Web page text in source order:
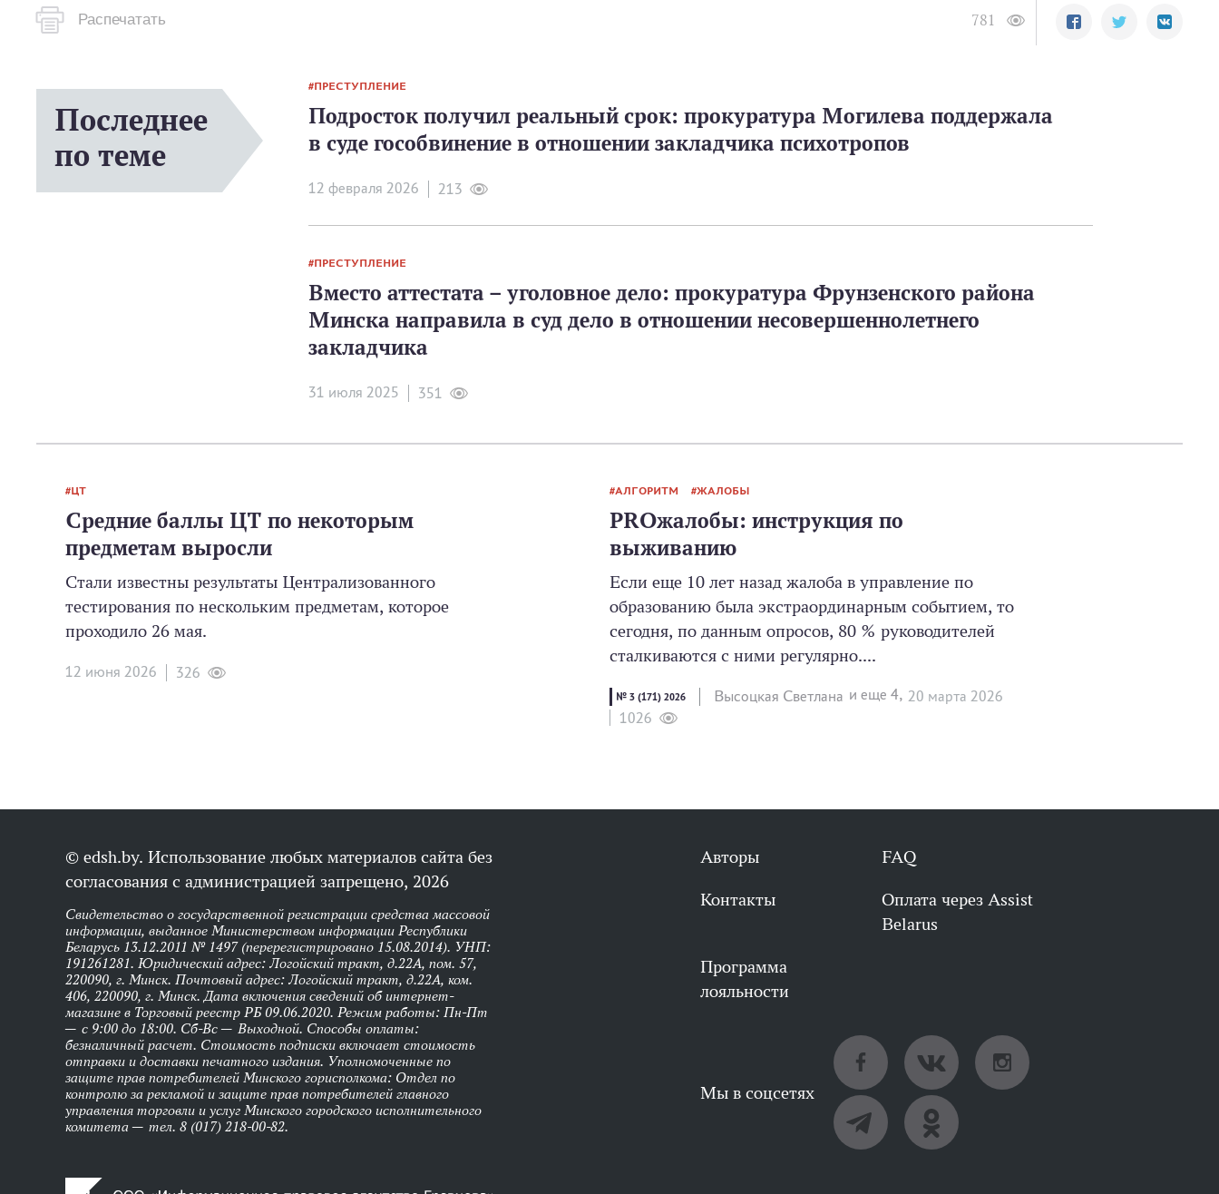
Распечатать 781
Последнее
по теме
ПРЕСТУПЛЕНИЕ
Подросток получил реальный срок: прокуратура Могилева поддержала
в суде гособвинение в отношении закладчика психотропов
12 февраля 2026 213
ПРЕСТУПЛЕНИЕ
Вместо аттестата – уголовное дело: прокуратура Фрунзенского района
Минска направила в суд дело в отношении несовершеннолетнего
закладчика
31 июля 2025 351
ЦТ
Средние баллы ЦТ по некоторым
предметам выросли
Стали известны результаты Централизованного
тестирования по нескольким предметам, которое
проходило 26 мая.
12 июня 2026 326
АЛГОРИТМ ЖАЛОБЫ
PROжалобы: инструкция по
выживанию
Если еще 10 лет назад жалоба в управление по
образованию была экстраординарным событием, то
сегодня, по данным опросов, 80 % руководителей
сталкиваются с ними регулярно....
№ 3 (171) 2026 Высоцкая Светлана и еще 4, 20 мартa 2026
1026
© edsh.by. Использование любых материалов сайта без
согласования с администрацией запрещено, 2026
Свидетельство о государственной регистрации средства массовой
информации, выданное Министерством информации Республики
Беларусь 13.12.2011 № 1497 (перерегистрировано 15.08.2014). УНП:
191261281. Юридический адрес: Логойский тракт, д.22А, пом. 57,
220090, г. Минск. Почтовый адрес: Логойский тракт, д.22А, ком.
406, 220090, г. Минск. Дата включения сведений об интернет-
магазине в Торговый реестр РБ 09.06.2020. Режим работы: Пн-Пт
— с 9:00 до 18:00. Сб-Вс — Выходной. Способы оплаты:
безналичный расчет. Стоимость подписки включает стоимость
отправки и доставки печатного издания. Уполномоченные по
защите прав потребителей Минского горисполкома: Отдел по
контролю за рекламой и защите прав потребителей главного
управления торговли и услуг Минского городского исполнительного
комитета — тел. 8 (017) 218-00-82.
Авторы FAQ
Контакты
Оплата через Assist
Belarus
Программа
лояльности
Мы в соцсетях